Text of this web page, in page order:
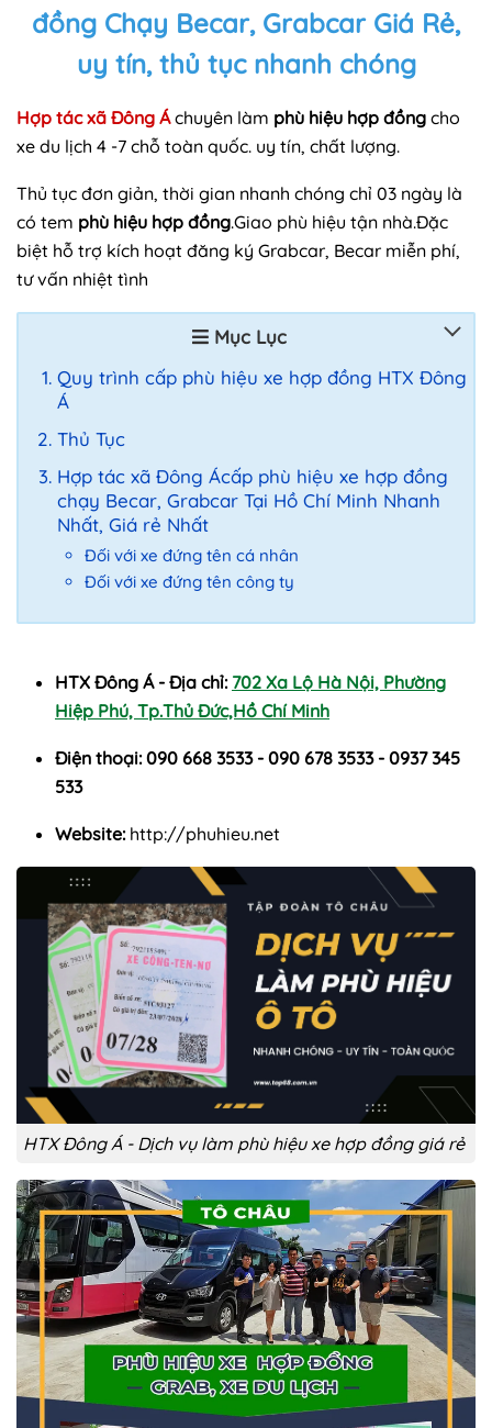
đồng Chạy Becar, Grabcar Giá Rẻ,
uy tín, thủ tục nhanh chóng
Hợp tác xã Đông Áchuyên làm phù hiệu hợp đồng cho
xe du lịch 4 -7 chỗ toàn quốc. uy tín, chất lượng.
Thủ tục đơn giản, thời gian nhanh chóng chỉ 03 ngày là
có tem phù hiệu hợp đồng.Giao phù hiệu tận nhà.Đặc
biệt hỗ trợ kích hoạt đăng ký Grabcar, Becar miễn phí,
tư vấn nhiệt tình
Mục Lục
Quy trình cấp phù hiệu xe hợp đồng HTX Đông
Á
Thủ Tục
Hợp tác xã Đông Ácấp phù hiệu xe hợp đồng
chạy Becar, Grabcar Tại Hồ Chí Minh Nhanh
Nhất, Giá rẻ Nhất
Đối với xe đứng tên cá nhân
Đối với xe đứng tên công ty
HTX Đông Á - Địa chỉ: 702 Xa Lộ Hà Nội, Phường
Hiệp Phú, Tp.Thủ Đức,Hồ Chí Minh
Điện thoại: 090 668 3533 - 090 678 3533 - 0937 345
533
Website: http://phuhieu.net
HTX Đông Á - Dịch vụ làm phù hiệu xe hợp đồng giá rẻ